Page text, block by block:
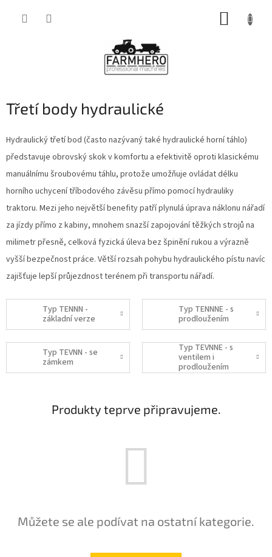
Třetí body hydraulické
Hydraulický třetí bod (často nazývaný také hydraulické horní táhlo)
představuje obrovský skok v komfortu a efektivitě oproti klasickému
manuálnímu šroubovému táhlu, protože umožňuje ovládat délku
horního uchycení tříbodového závěsu přímo pomocí hydrauliky
traktoru. Mezi jeho největší benefity patří plynulá úprava náklonu nářadí
za jízdy přímo z kabiny, mnohem snazší zapojování těžkých strojů na
milimetr přesně, celková fyzická úleva bez špinění rukou a výrazně
vyšší bezpečnost práce. Větší rozsah pohybu hydraulického pístu navíc
zajišťuje lepší průjezdnost terénem při transportu nářadí.
Typ TENNN -
základní verze
Typ TENNNE - s
prodloužením
Typ TEVNN - se
zámkem
Typ TEVNNE - s
ventilem i
prodloužením
Produkty teprve připravujeme.
Můžete se ale podívat na ostatní kategorie.